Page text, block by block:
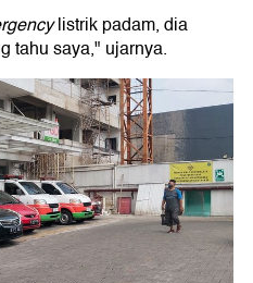
listrik padam, dia
tahu saya," ujarnya.